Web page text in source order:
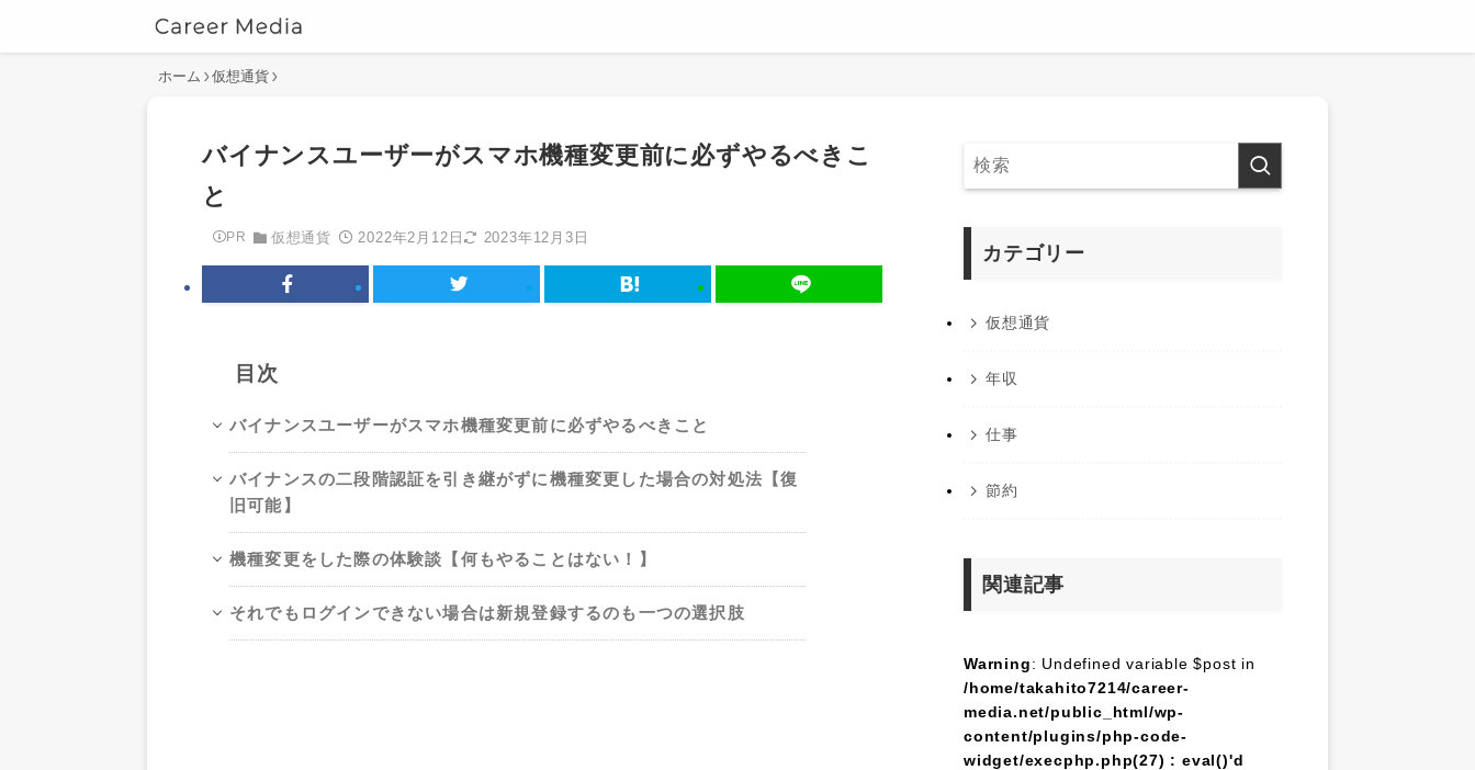
ホーム 仮想通貨
バイナンスユーザーがスマホ機種変更前に必ずやるべきこ
と
PR 仮想通貨 2022年2月12日 2023年12月3日
目次
バイナンスユーザーがスマホ機種変更前に必ずやるべきこと
バイナンスの二段階認証を引き継がずに機種変更した場合の対処法【復
旧可能】
機種変更をした際の体験談【何もやることはない！】
それでもログインできない場合は新規登録するのも一つの選択肢
カテゴリー
仮想通貨
年収
仕事
節約
関連記事
Warning: Undefined variable $post in
/home/takahito7214/career-
media.net/public_html/wp-
content/plugins/php-code-
widget/execphp.php(27) : eval()'d